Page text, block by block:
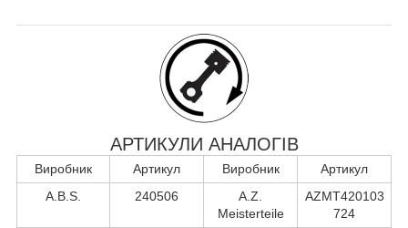
АРТИКУЛИ АНАЛОГІВ
Виробник Артикул Виробник
Артикул
A.B.S.
240506
A.Z.
Meisterteile
AZMT420103
724